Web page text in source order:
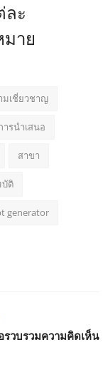
ละ
าย
มเชี่ยวชาญ
รนำเสนอ
สาขา
ติ
generator
วบรวมความคิดเห็น